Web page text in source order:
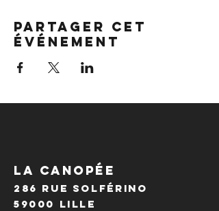
Partager cet
événement
LA CANOPÉE
286 Rue Solférino
59000 Lille